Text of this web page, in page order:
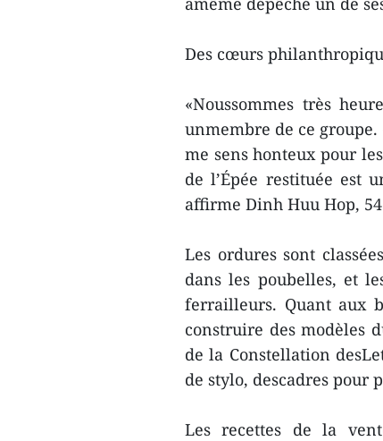
Des cœurs
«Noussommes très
unmembre de ce
me sens honteux pour
de l’Épée restituée est
affirme Dinh Huu Hop,
Les ordures sont
dans les poubelles, et
ferrailleurs. Quant aux
construire des modèles
de la Constellation
de stylo, descadres pour
Les recettes de la